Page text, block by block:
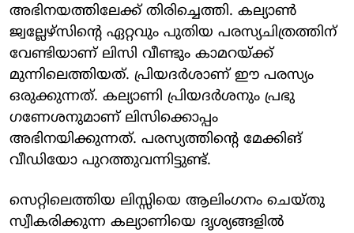
അഭിനയത്തിലേക്ക് തിരിച്ചെത്തി. കല്യാൺ
ജ്വല്ലേഴ്സിന്റെ ഏറ്റവും പുതിയ പരസ്യചിത്രത്തിന്
വേണ്ടിയാണ് ലിസി വീണ്ടും കാമറയ്ക്ക്
മുന്നിലെത്തിയത്. പ്രിയദർശാണ് ഈ പരസ്യം
ഒരുക്കുന്നത്. കല്യാണി പ്രിയദർശനും പ്രഭു
ഗണേശനുമാണ് ലിസിക്കൊപ്പം
അഭിനയിക്കുന്നത്. പരസ്യത്തിന്റെ മേക്കിങ്
വീഡിയോ പുറത്തുവന്നിട്ടുണ്ട്.
സെറ്റിലെത്തിയ ലിസ്സിയെ ആലിംഗനം ചെയ്തു
സ്വീകരിക്കുന്ന കല്യാണിയെ ദൃശ്യങ്ങളിൽ